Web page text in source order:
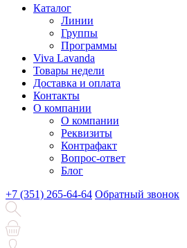
Каталог
Линии
Группы
Программы
Viva Lavanda
Товары недели
Доставка и оплата
Контакты
О компании
О компании
Реквизиты
Контрафакт
Вопрос-ответ
Блог
+7 (351) 265-64-64 Обратный звонок